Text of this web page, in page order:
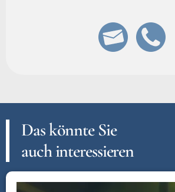
Das könnte Sie
auch interessieren